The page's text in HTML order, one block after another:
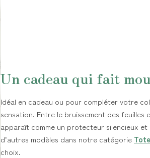
Un cadeau qui fait
Idéal en cadeau ou pour compléter votre
sensation. Entre le bruissement des
apparaît comme un protecteur silencieux et
d’autres modèles dans notre catégorie
choix.